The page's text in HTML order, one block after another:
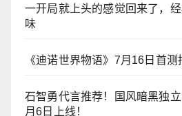
一开局就上头的感觉回来了，
味
《迪诺世界物语》7月16日首
石智勇代言推荐！国风暗黑独
月6日上线！